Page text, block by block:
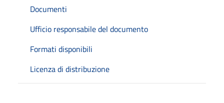
Documenti
Ufficio responsabile del documento
Formati disponibili
Licenza di distribuzione